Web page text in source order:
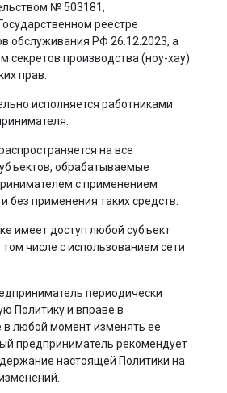
№ 503181,
реестре
обслуживания РФ 26.12.2023, а
секретов производства (ноу-хау)
прав.
исполняется работниками
на все
обрабатываемые
с применением
без применения таких средств.
имеет доступ любой субъект
числе с использованием сети
периодически
Политику и вправе в
любой момент изменять ее
предприниматель рекомендует
настоящей Политики на